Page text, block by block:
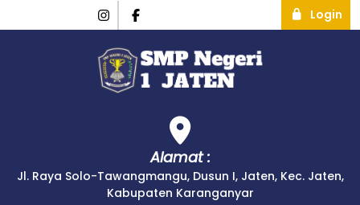
Login
Alamat :
Jl. Raya Solo-Tawangmangu, Dusun I, Jaten, Kec. Jaten,
Kabupaten Karanganyar